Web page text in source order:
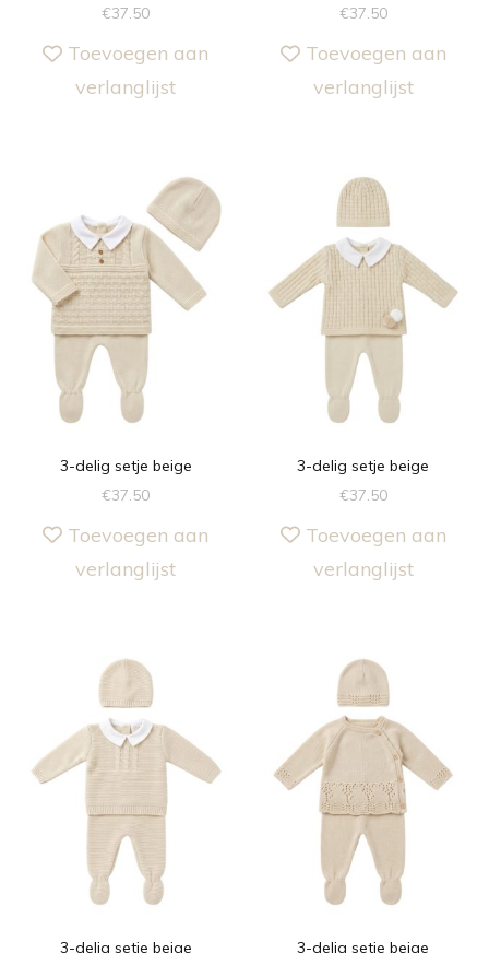
€37.50
Toevoegen aan
verlanglijst
€37.50
Toevoegen aan
verlanglijst
3-delig setje beige
€37.50
Toevoegen aan
verlanglijst
3-delig setje beige
€37.50
Toevoegen aan
verlanglijst
3-delig setje beige 3-delig setje beige